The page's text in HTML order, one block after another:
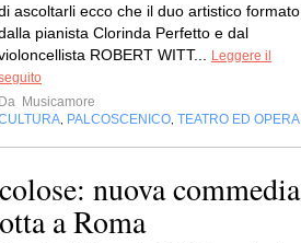
ascoltarli ecco che il duo artistico formato
pianista Clorinda Perfetto e dal
ROBERT WITT...
Leggere il
Da Musicamore
PALCOSCENICO TEATRO ED OPERA
nuova commedia
a Roma